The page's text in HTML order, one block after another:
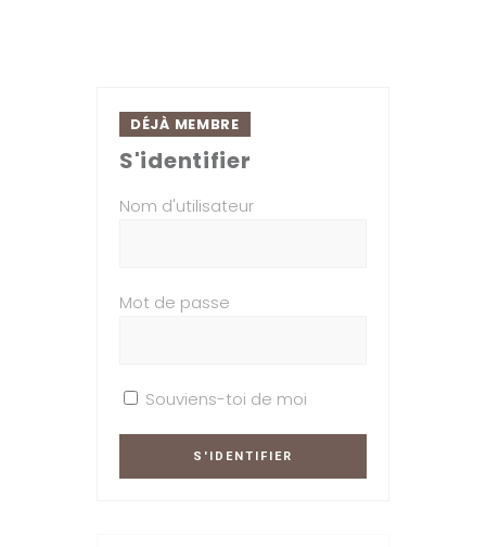
DÉJÀ MEMBRE
S'identifier
Nom d'utilisateur
Mot de passe
Souviens-toi de moi